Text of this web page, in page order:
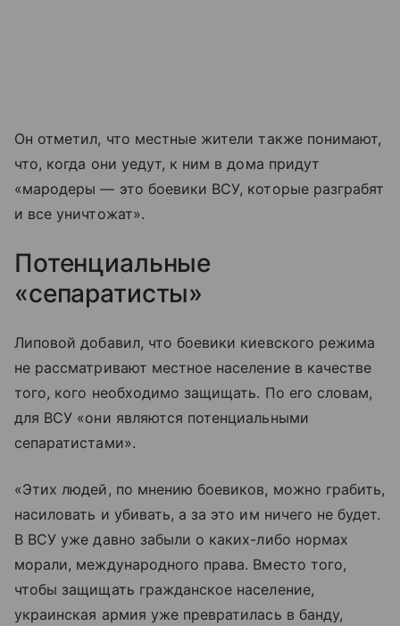
Он отметил, что местные жители также понимают,
что, когда они уедут, к ним в дома придут
«мародеры — это боевики ВСУ, которые разграбят
и все уничтожат».
Потенциальные
«сепаратисты»
Липовой добавил, что боевики киевского режима
не рассматривают местное население в качестве
того, кого необходимо защищать. По его словам,
для ВСУ «они являются потенциальными
сепаратистами».
«Этих людей, по мнению боевиков, можно грабить,
насиловать и убивать, а за это им ничего не будет.
В ВСУ уже давно забыли о каких-либо нормах
морали, международного права. Вместо того,
чтобы защищать гражданское население,
украинская армия уже превратилась в банду,